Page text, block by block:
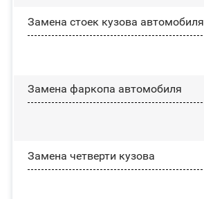
Замена стоек кузова автомобиля
Замена фаркопа автомобиля
Замена четверти кузова